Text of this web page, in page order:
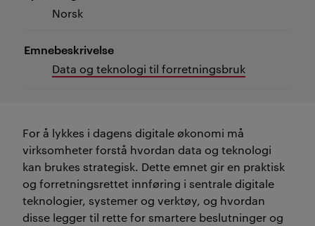
Norsk
Emnebeskrivelse
Data og teknologi til forretningsbruk
For å lykkes i dagens digitale økonomi må
virksomheter forstå hvordan data og teknologi
kan brukes strategisk. Dette emnet gir en praktisk
og forretningsrettet innføring i sentrale digitale
teknologier, systemer og verktøy, og hvordan
disse legger til rette for smartere beslutninger og